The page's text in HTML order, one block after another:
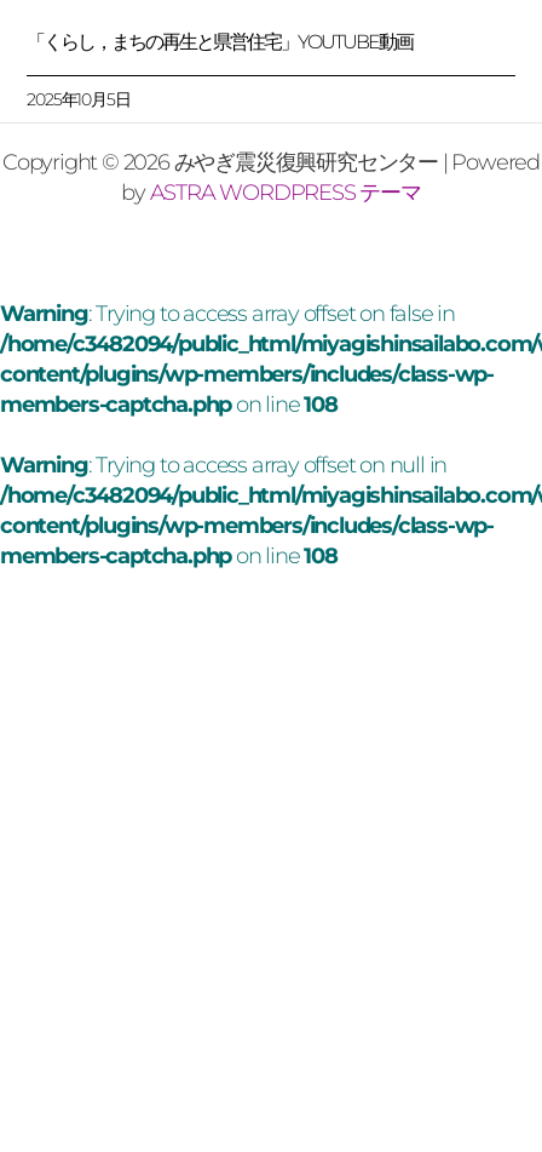
「くらし，まちの再生と県営住宅」YOUTUBE動画
2025年10月5日
Copyright © 2026 みやぎ震災復興研究センター | Powered
byASTRA WORDPRESS テーマ
Warning: Trying to access array offset on false in
/home/c3482094/public_html/
content/plugins/wp-members/includes/class-wp-
members-captcha.phpon line108
Warning: Trying to access array offset on null in
/home/c3482094/public_html/
content/plugins/wp-members/includes/class-wp-
members-captcha.phpon line108